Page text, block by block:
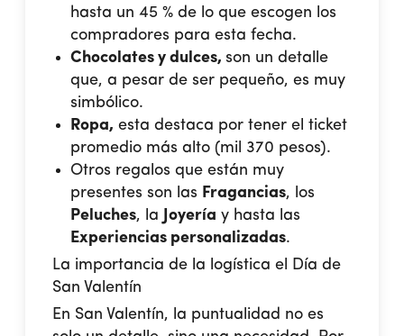
hasta un 45 % de lo que escogen los
compradores para esta fecha.
Chocolates y dulces,son un detalle
que, a pesar de ser pequeño, es muy
simbólico.
Ropa, esta destaca por tener el ticket
promedio más alto (mil 370 pesos).
Otros regalos que están muy
presentes son las Fragancias, los
Peluches, la Joyería y hasta las
Experiencias personalizadas.
La importancia de la logística el Día de
San Valentín
En San Valentín, la puntualidad no es